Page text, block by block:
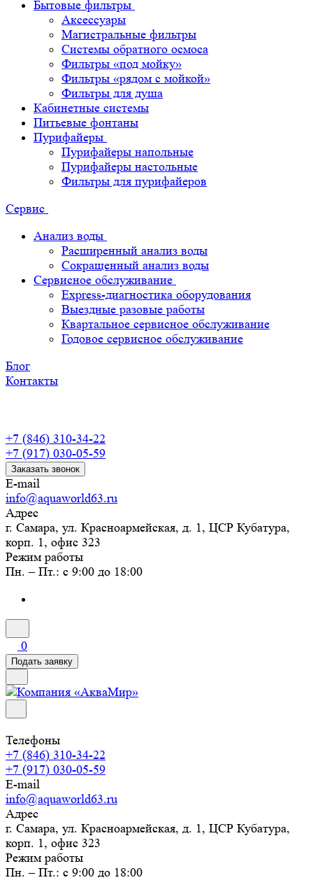
Бытовые фильтры
Аксессуары
Магистральные фильтры
Системы обратного осмоса
Фильтры «под мойку»
Фильтры «рядом с мойкой»
Фильтры для душа
Кабинетные системы
Питьевые фонтаны
Пурифайеры
Пурифайеры напольные
Пурифайеры настольные
Фильтры для пурифайеров
Сервис
Анализ воды
Расширенный анализ воды
Сокращенный анализ воды
Сервисное обслуживание
Express-диагностика оборудования
Выездные разовые работы
Квартальное сервисное обслуживание
Годовое сервисное обслуживание
Блог
Контакты
+7 (846) 310-34-22
+7 (917) 030-05-59
Заказать звонок
E-mail
info@aquaworld63.ru
Адрес
г. Самара, ул. Красноармейская, д. 1, ЦСР Кубатура,
корп. 1, офис 323
Режим работы
Пн. – Пт.: с 9:00 до 18:00
0
Подать заявку
Телефоны
+7 (846) 310-34-22
+7 (917) 030-05-59
E-mail
info@aquaworld63.ru
Адрес
г. Самара, ул. Красноармейская, д. 1, ЦСР Кубатура,
корп. 1, офис 323
Режим работы
Пн. – Пт.: с 9:00 до 18:00